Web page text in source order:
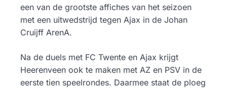
een van de grootste affiches van het seizoen
met een uitwedstrijd tegen Ajax in de Johan
Cruijff ArenA.
Na de duels met FC Twente en Ajax krijgt
Heerenveen ook te maken met AZ en PSV in de
eerste tien speelrondes. Daarmee staat de ploeg